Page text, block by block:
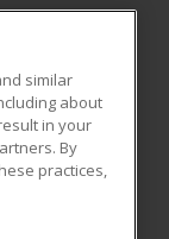
similar
about
in your
By
practices,